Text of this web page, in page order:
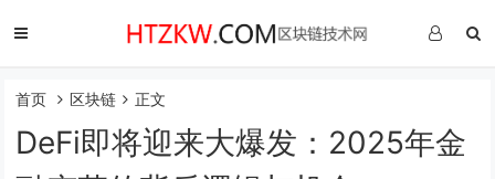
首页 区块链 正文
DeFi即将迎来大爆发：2025年金